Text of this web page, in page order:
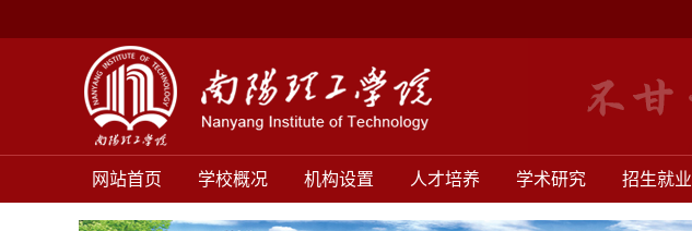
网站首页 学校概况 机构设置 人才培养 学术研究 招生就业